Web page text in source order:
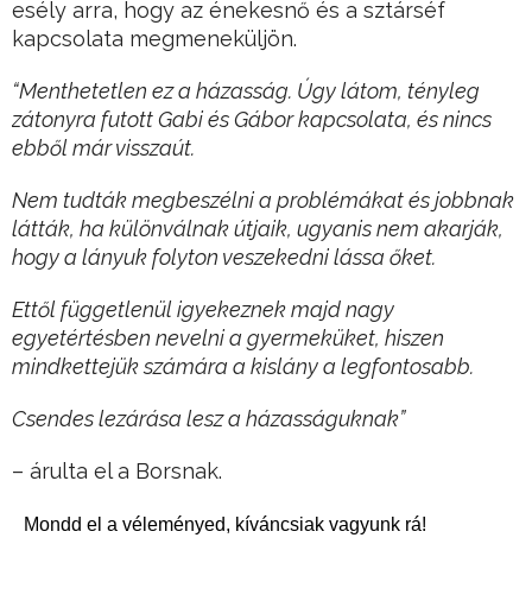
esély arra, hogy az énekesnő és a sztárséf
kapcsolata megmeneküljön.
“Menthetetlen ez a házasság. Úgy látom, tényleg
zátonyra futott Gabi és Gábor kapcsolata, és nincs
ebből már visszaút.
Nem tudták megbeszélni a problémákat és jobbnak
látták, ha különválnak útjaik, ugyanis nem akarják,
hogy a lányuk folyton veszekedni lássa őket.
Ettől függetlenül igyekeznek majd nagy
egyetértésben nevelni a gyermeküket, hiszen
mindkettejük számára a kislány a legfontosabb.
Csendes lezárása lesz a házasságuknak”
– árulta el a Borsnak.
Mondd el a véleményed, kíváncsiak vagyunk rá!